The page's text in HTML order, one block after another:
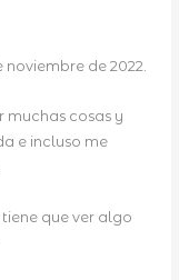
de 2022.
muchas cosas y
e incluso me
que ver algo